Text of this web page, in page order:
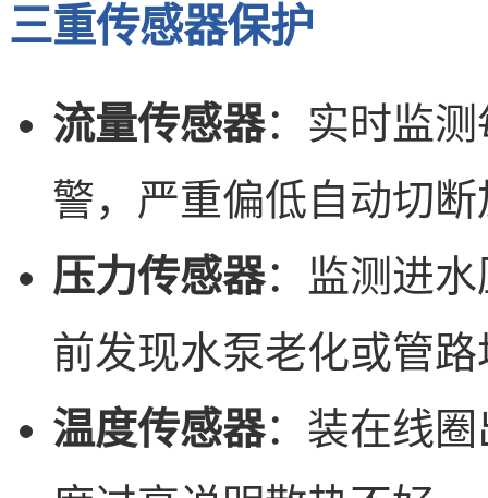
三重传感器保护
流量传感器：实时监
警，严重偏低自动切
压力传感器：监测进
前发现水泵老化或管
温度传感器：装在线